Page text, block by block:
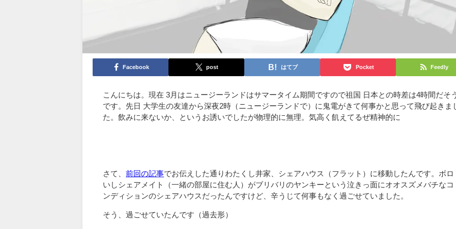
Facebook post はてブ Pocket Feedly
こんにちは。現在 3月はニュージーランドはサマータイム期間ですので祖国 日本との時差は4時間だそ
です。先日 大学生の友達から深夜2時（ニュージーランドで）に鬼電がきて何事かと思って飛び起きま
た。飲みに来ないか、というお誘いでしたが物理的に無理。気高く飢えてるぜ精神的に
さて、前回の記事でお伝えした通りわたくし井家 、シェアハウス（フラット）に移動したんです。ボロ
いしシェアメイト（一緒の部屋に住む人）がブリバリのヤンキーという泣きっ面にオオスズメバチなコ
ンディションのシェアハウスだったんですけど、辛うじて何事もなく過ごせていました。
そう、過ごせていたんです（過去形）